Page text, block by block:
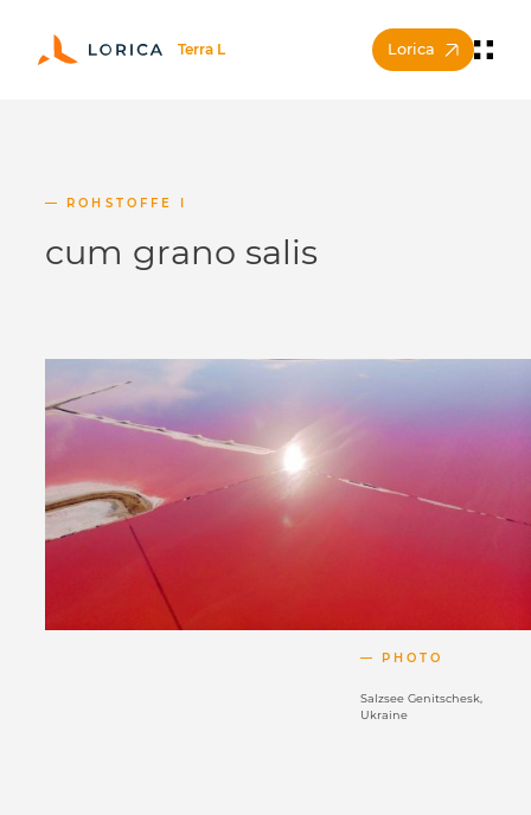
Lorica
ROHSTOFFE I
cum grano salis
PHOTO
Salzsee Genitschesk,
Ukraine